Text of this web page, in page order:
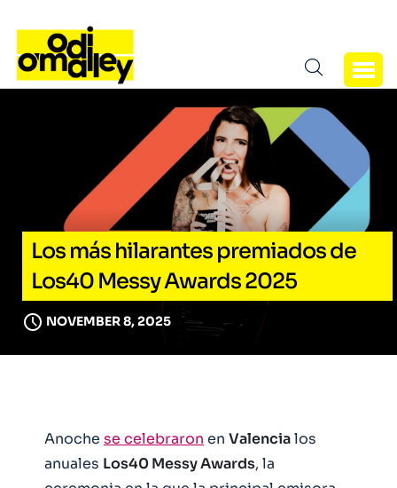
Los más hilarantes premiados de
Los40 Messy Awards 2025
NOVEMBER 8, 2025
Anoche se celebraron en Valencialos
anuales Los40 Messy Awards, la